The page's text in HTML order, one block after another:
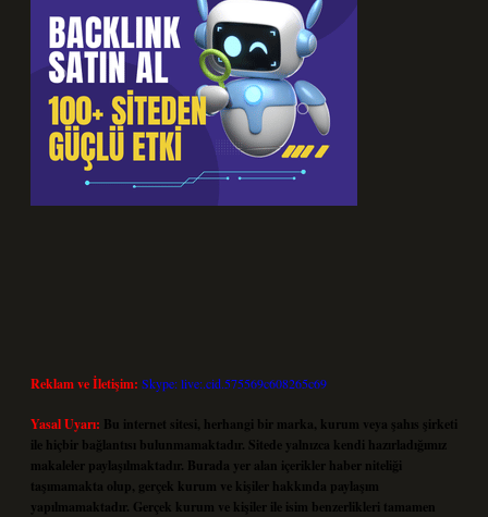
Reklam ve İletişim: Skype: live:.cid.575569c608265c69
Yasal Uyarı: Bu internet sitesi, herhangi bir marka, kurum veya şahıs şirketi
ile hiçbir bağlantısı bulunmamaktadır. Sitede yalnızca kendi hazırladığımız
makaleler paylaşılmaktadır. Burada yer alan içerikler haber niteliği
taşımamakta olup, gerçek kurum ve kişiler hakkında paylaşım
yapılmamaktadır. Gerçek kurum ve kişiler ile isim benzerlikleri tamamen